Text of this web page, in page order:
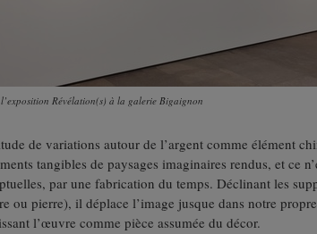
Révélation(s) à la galerie Bigaignon
de variations autour de l’argent comme élément
tangibles de paysages imaginaires rendus, et ce
par une fabrication du temps. Déclinant les
ou pierre), il déplace l’image jusque dans notre
l’œuvre comme pièce assumée du décor.